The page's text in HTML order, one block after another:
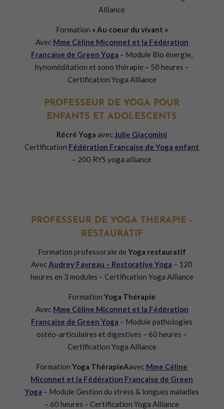
Alliance
Formation « Au coeur du vivant »
Avec Mme Céline Miconnet et la Fédération
Française de Green Yoga – Module Bio énergie,
hynoméditation et sono thérapie – 50 heures –
Certification Yoga Alliance
PROFESSEUR DE YOGA POUR
ENFANTS ET ADOLESCENTS
Récré Yoga avecJulie Giacomini
Certification Fédération Française de Yoga enfant
– 200 RYS yoga alliance
PROFESSEUR DE YOGA THERAPIE -
RESTAURATIF
Formation professorale de Yoga restauratif
AvecAudrey Favreau – Restorative Yoga – 120
heures en 3 modules – Certification Yoga Alliance
FormationYoga Thérapie
Avec Mme Céline Miconnet et la Fédération
Française de Green Yoga – Module pathologies
ostéo-articulaires et digestives – 60 heures –
Certification Yoga Alliance
FormationYoga ThérapieAavec Mme Céline
Miconnet et la Fédération Française de Green
Yoga – Module Gestion du stress & longues maladies
– 60 heures – Certification Yoga Alliance